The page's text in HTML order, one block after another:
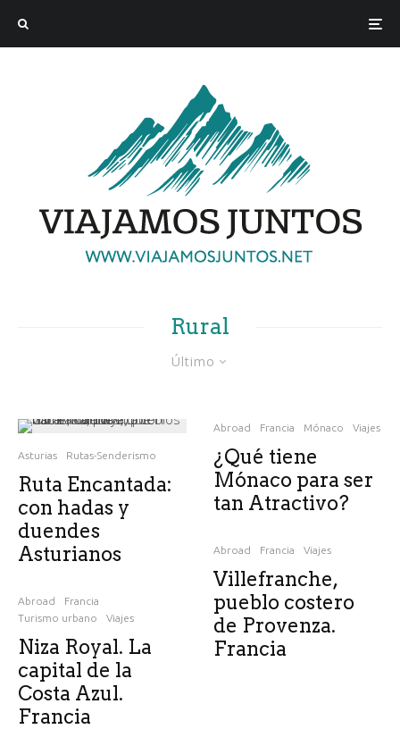
Rural
Último
Asturias Rutas-Senderismo
Ruta Encantada:
con hadas y
duendes
Asturianos
Abroad
Francia
Turismo urbano
Viajes
Niza Royal. La
capital de la
Costa Azul.
Francia
Abroad Francia Mónaco Viajes
¿Qué tiene
Mónaco para ser
tan Atractivo?
Abroad Francia Viajes
Villefranche,
pueblo costero
de Provenza.
Francia